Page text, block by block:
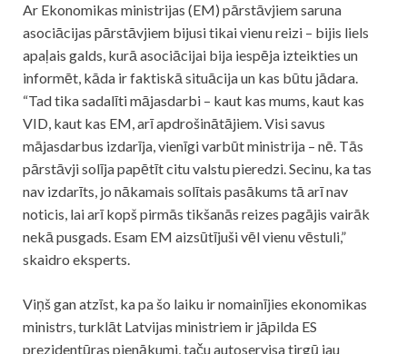
Ar Ekonomikas ministrijas (EM) pārstāvjiem saruna
asociācijas pārstāvjiem bijusi tikai vienu reizi – bijis liels
apaļais galds, kurā asociācijai bija iespēja izteikties un
informēt, kāda ir faktiskā situācija un kas būtu jādara.
“Tad tika sadalīti mājasdarbi – kaut kas mums, kaut kas
VID, kaut kas EM, arī apdrošinātājiem. Visi savus
mājasdarbus izdarīja, vienīgi varbūt ministrija – nē. Tās
pārstāvji solīja papētīt citu valstu pieredzi. Secinu, ka tas
nav izdarīts, jo nākamais solītais pasākums tā arī nav
noticis, lai arī kopš pirmās tikšanās reizes pagājis vairāk
nekā pusgads. Esam EM aizsūtījuši vēl vienu vēstuli,”
skaidro eksperts.
Viņš gan atzīst, ka pa šo laiku ir nomainījies ekonomikas
ministrs, turklāt Latvijas ministriem ir jāpilda ES
prezidentūras pienākumi, taču autoservisa tirgū jau